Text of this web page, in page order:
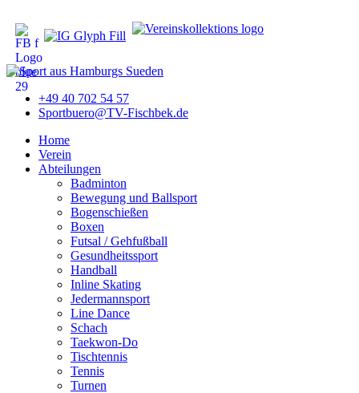
+49 40 702 54 57
Sportbuero@TV-Fischbek.de
Home
Verein
Abteilungen
Badminton
Bewegung und Ballsport
Bogenschießen
Boxen
Futsal / Gehfußball
Gesundheitssport
Handball
Inline Skating
Jedermannsport
Line Dance
Schach
Taekwon-Do
Tischtennis
Tennis
Turnen